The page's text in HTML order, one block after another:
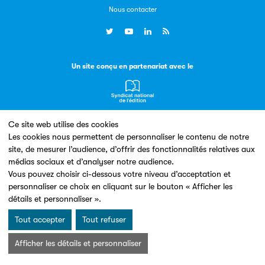
Ce site web utilise des cookies
Les cookies nous permettent de personnaliser le contenu de notre
site, de mesurer l’audience, d’offrir des fonctionnalités relatives aux
médias sociaux et d’analyser notre audience.
Vous pouvez choisir ci-dessous votre niveau d’acceptation et
personnaliser ce choix en cliquant sur le bouton « Afficher les
détails et personnaliser ».
Tout accepter Tout refuser
Afficher les détails et personnaliser
Nous contacter
Un site conçu en partenariat avec le
Mentions légales & Conditions d’utilisation
Données personnelles
Charte Cookies
© Les Éditeurs d’Éducation - SNE 2026
La plateforme LivrEmploi regroupe toutes les offres
d’emploi à pourvoir dans le secteur de l'édition.
Clic.EDIt
Clic.EDIt, pour faciliter les échanges informatisés entre
tous les acteurs de la filière de la fabrication de livres.